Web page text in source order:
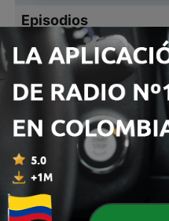
Episodios
4 - Análisis Seattle Vs
Steelers Análisis
15 ago. 2020
2 - Análisis previo a la
08 ago. 2020
1 - El reciclaje